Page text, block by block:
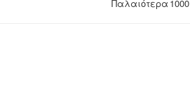
Παλαιότερα 1000